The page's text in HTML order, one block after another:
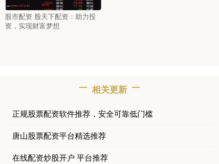
股市配资 股天下配资：助力投
资，实现财富梦想
相关更新
正规股票配资软件推荐，安全可靠低门槛
唐山股票配资平台精选推荐
在线配资炒股开户 平台推荐